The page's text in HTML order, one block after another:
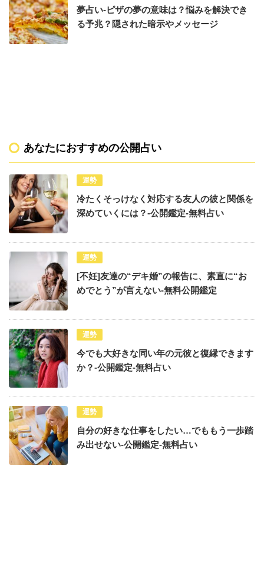
夢占い-ピザの夢の意味は？悩みを解決でき
る予兆？隠された暗示やメッセージ
あなたにおすすめの公開占い
運勢
冷たくそっけなく対応する友人の彼と関係を
深めていくには？-公開鑑定-無料占い
運勢
[不妊]友達の“デキ婚”の報告に、素直に“お
めでとう”が言えない-無料公開鑑定
運勢
今でも大好きな同い年の元彼と復縁できます
か？-公開鑑定-無料占い
運勢
自分の好きな仕事をしたい…でももう一歩踏
み出せない-公開鑑定-無料占い